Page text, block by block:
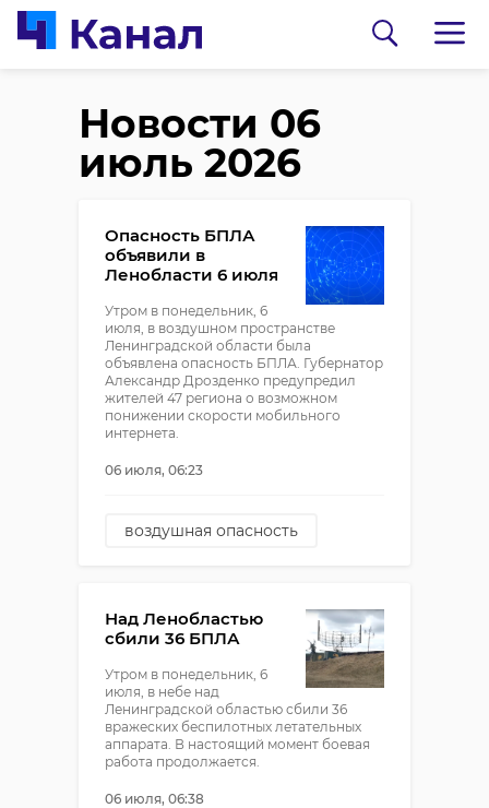
Новости 06
июль 2026
Опасность БПЛА
объявили в
Ленобласти 6 июля
Утром в понедельник, 6
июля, в воздушном пространстве
Ленинградской области была
объявлена опасность БПЛА. Губернатор
Александр Дрозденко предупредил
жителей 47 региона о возможном
понижении скорости мобильного
интернета.
06 июля, 06:23
воздушная опасность
Над Ленобластью
сбили 36 БПЛА
Утром в понедельник, 6
июля, в небе над
Ленинградской областью сбили 36
вражеских беспилотных летательных
аппарата. В настоящий момент боевая
работа продолжается.
06 июля, 06:38